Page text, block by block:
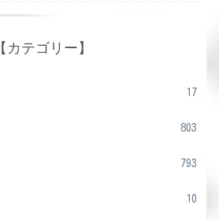
【カテゴリー】
17
803
793
10